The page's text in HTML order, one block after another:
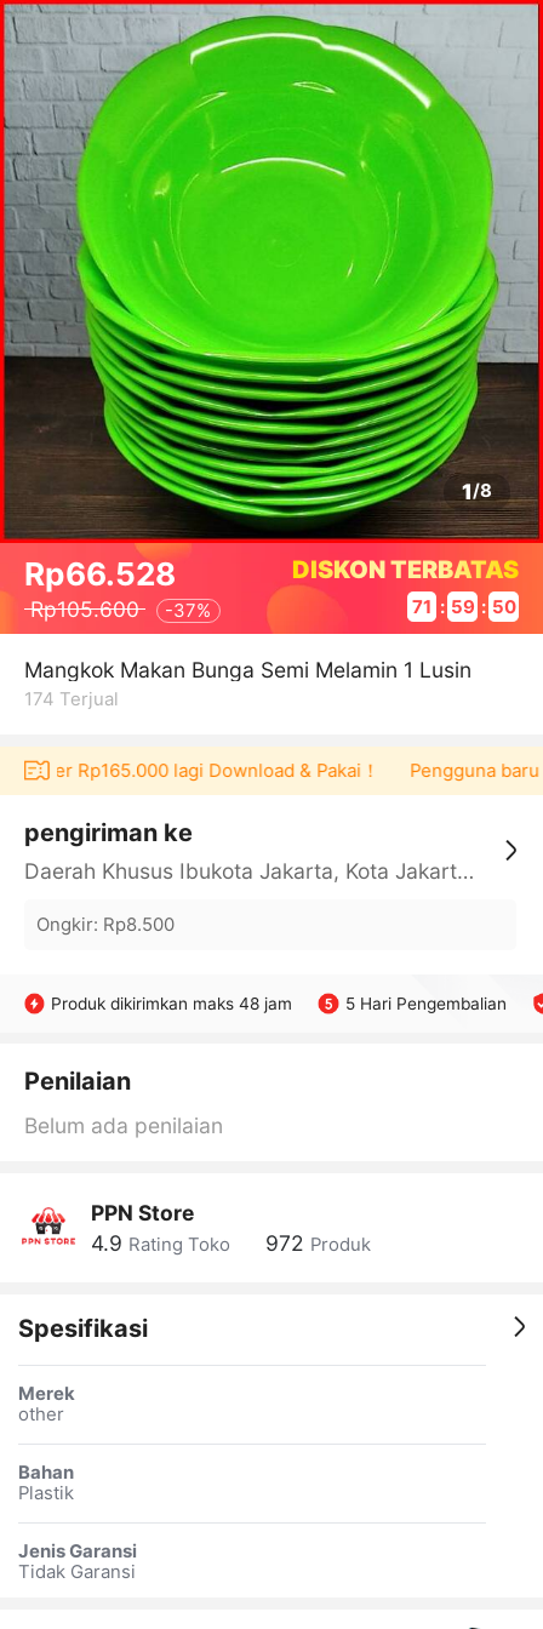
1/8
Rp66.528
Rp105.600 -37%
DISKON TERBATAS
71 : 59 : 50
Mangkok Makan Bunga Semi Melamin 1 Lusin
174 Terjual
Rp165.000 lagi Download & Pakai！ Pengguna baru
pengiriman ke
Daerah Khusus Ibukota Jakarta, Kota Jakarta Barat, Cengkareng, yy
Ongkir: Rp8.500
Produk dikirimkan maks 48 jam 5 Hari Pengembalian
Penilaian
Belum ada penilaian
PPN Store
4.9 Rating Toko 972 Produk
Spesifikasi
Merek
other
Bahan
Plastik
Jenis Garansi
Tidak Garansi